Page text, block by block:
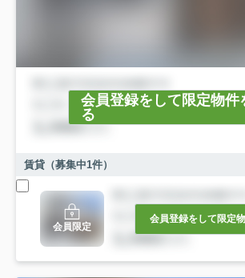
会員登録をして限定物件
る
賃貸（募集中1件）
会員限定
会員登録をして限定